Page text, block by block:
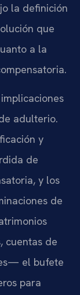
la definición
que
a la
adulterio.
y
de
y los
de
cuentas de
el bufete
para